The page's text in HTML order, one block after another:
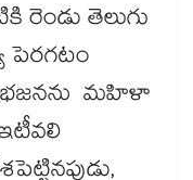
రెండు తెలుగు
పెరగటం
మహిళా